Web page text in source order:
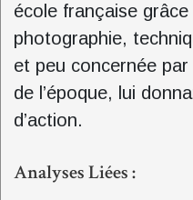
école française
photographie,
et peu concernée
de l’époque, lui
d’action.
Analyses Liées :